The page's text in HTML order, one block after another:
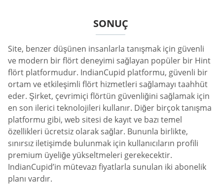
SONUÇ
Site, benzer düşünen insanlarla tanışmak için güvenli
ve modern bir flört deneyimi sağlayan popüler bir Hint
flört platformudur. IndianCupid platformu, güvenli bir
ortam ve etkileşimli flört hizmetleri sağlamayı taahhüt
eder. Şirket, çevrimiçi flörtün güvenliğini sağlamak için
en son ilerici teknolojileri kullanır. Diğer birçok tanışma
platformu gibi, web sitesi de kayıt ve bazı temel
özellikleri ücretsiz olarak sağlar. Bununla birlikte,
sınırsız iletişimde bulunmak için kullanıcıların profili
premium üyeliğe yükseltmeleri gerekecektir.
IndianCupid’in mütevazı fiyatlarla sunulan iki abonelik
planı vardır.